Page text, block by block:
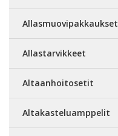
Allasmuovipakkaukset
Allastarvikkeet
Altaanhoitosetit
Altakasteluamppelit